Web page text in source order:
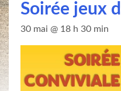
Soirée jeux
30 mai @ 18 h 30 min